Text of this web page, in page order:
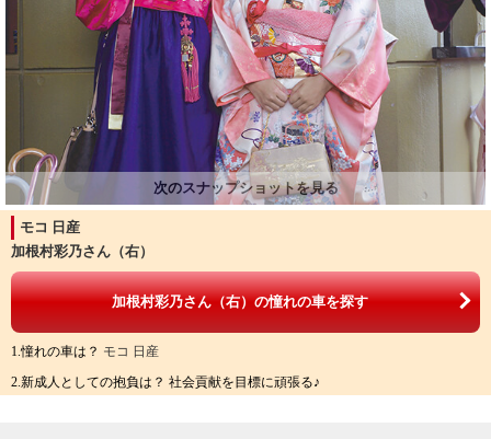
モコ 日産
加根村彩乃さん（右）
加根村彩乃さん（右）の憧れの車を探す
1.憧れの車は？ モコ 日産
2.新成人としての抱負は？ 社会貢献を目標に頑張る♪